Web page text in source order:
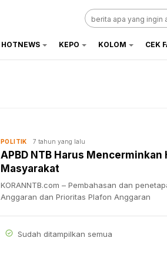
HOTNEWS KEPO KOLOM CEK
POLITIK 7 tahun yang lalu
APBD NTB Harus Mencerminkan
Masyarakat
KORANNTB.com – Pembahasan dan
Anggaran dan Prioritas Plafon Anggaran
Sudah ditampilkan semua